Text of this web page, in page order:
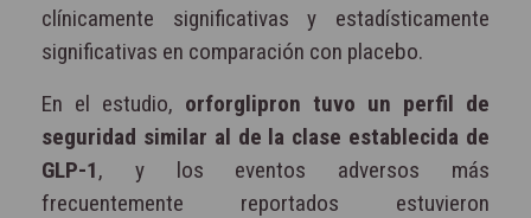
clínicamente significativas y estadísticamente
significativas en comparación con placebo.
En el estudio, orforglipron tuvo un perfil de
seguridad similar al de la clase establecida de
GLP-1, y los eventos adversos más
frecuentemente reportados estuvieron